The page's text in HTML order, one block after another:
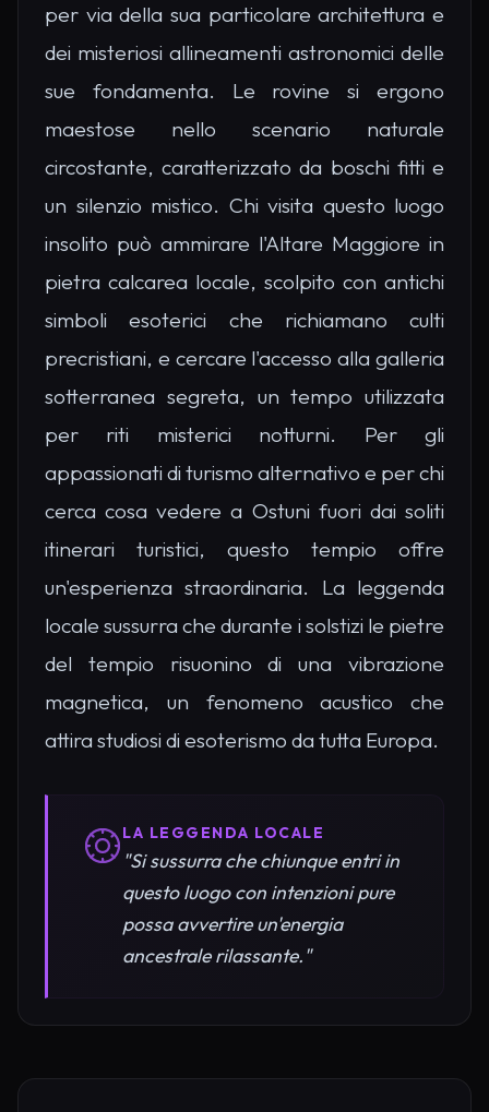
per via della sua particolare architettura e
dei misteriosi allineamenti astronomici delle
sue fondamenta. Le rovine si ergono
maestose nello scenario naturale
circostante, caratterizzato da boschi fitti e
un silenzio mistico. Chi visita questo luogo
insolito può ammirare l'Altare Maggiore in
pietra calcarea locale, scolpito con antichi
simboli esoterici che richiamano culti
precristiani, e cercare l'accesso alla galleria
sotterranea segreta, un tempo utilizzata
per riti misterici notturni. Per gli
appassionati di turismo alternativo e per chi
cerca cosa vedere a Ostuni fuori dai soliti
itinerari turistici, questo tempio offre
un'esperienza straordinaria. La leggenda
locale sussurra che durante i solstizi le pietre
del tempio risuonino di una vibrazione
magnetica, un fenomeno acustico che
attira studiosi di esoterismo da tutta Europa.
LA LEGGENDA LOCALE
"Si sussurra che chiunque entri in
questo luogo con intenzioni pure
possa avvertire un'energia
ancestrale rilassante."